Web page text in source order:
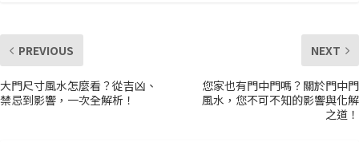
PREVIOUS
大門尺寸風水怎麼看？從吉凶、
禁忌到影響，一次全解析！
NEXT
您家也有門中門嗎？關於門中門
風水，您不可不知的影響與化解
之道！